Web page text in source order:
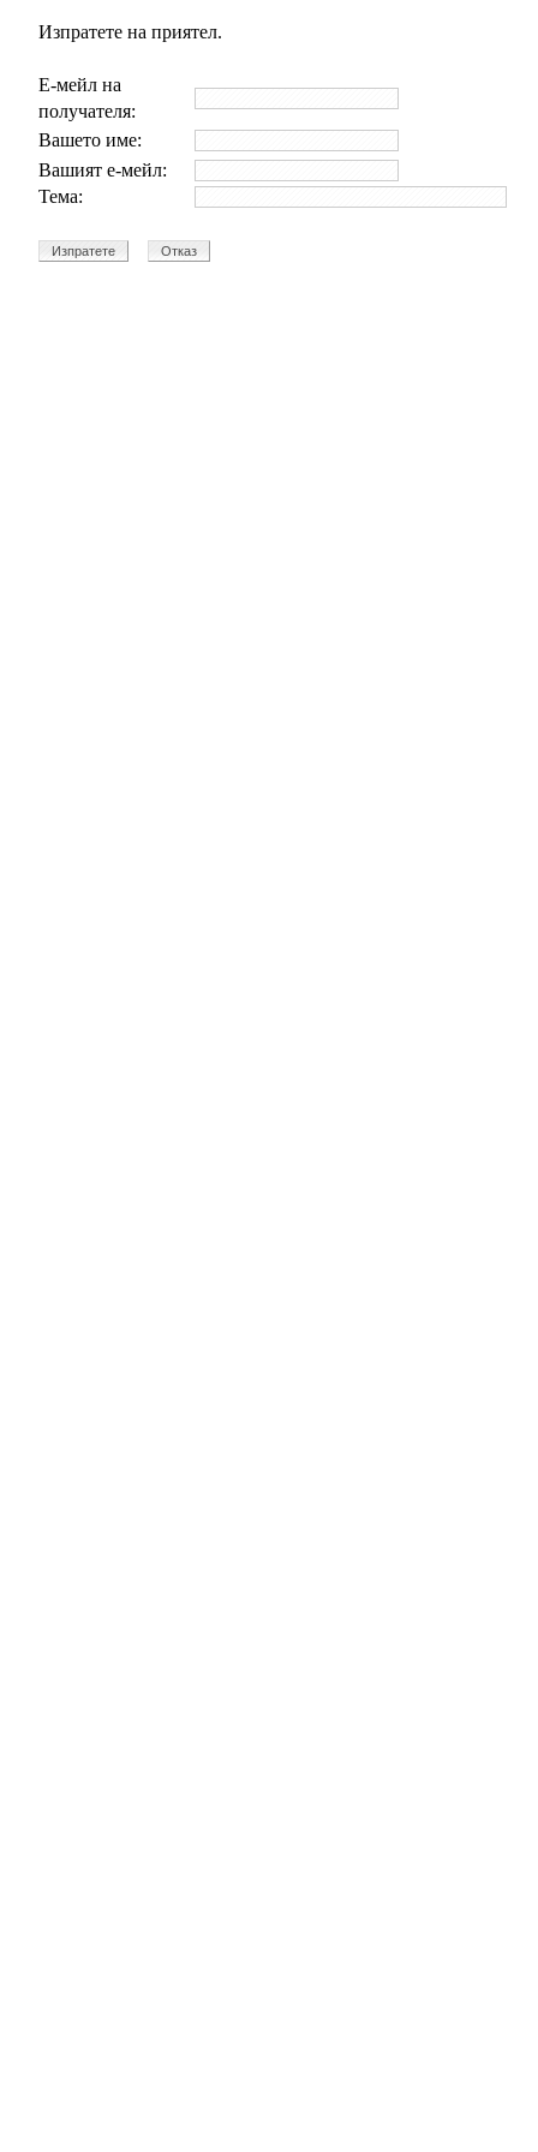
Изпратете на приятел.
Е-мейл на
получателя:
Вашето име:
Вашият е-мейл:
Тема: